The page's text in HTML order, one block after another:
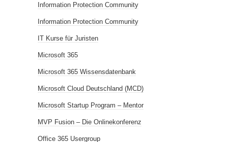
Information Protection Community
Information Protection Community
IT Kurse für Juristen
Microsoft 365
Microsoft 365 Wissensdatenbank
Microsoft Cloud Deutschland (MCD)
Microsoft Startup Program – Mentor
MVP Fusion – Die Onlinekonferenz
Office 365 Usergroup